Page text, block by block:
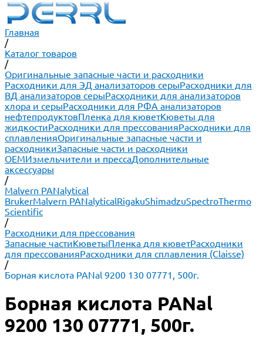
Главная
/
Каталог товаров
/
Оригинальные запасные части и расходники
Расходники для ЭД анализаторов серыРасходники для
ВД анализаторов серыРасходники для анализаторов
хлора и серыРасходники для РФА анализаторов
нефтепродуктовПленка для кюветКюветы для
жидкостиРасходники для прессованияРасходники для
сплавленияОригинальные запасные части и
расходникиЗапасные части и расходники
ОЕМИзмельчители и прессаДополнительные
аксессуары
/
Malvern PANalytical
BrukerMalvern PANalyticalRigakuShimadzuSpectroThermo
Scientific
/
Расходники для прессования
Запасные частиКюветыПленка для кюветРасходники
для прессованияРасходники для сплавления (Claisse)
/
Борная кислота PANal 9200 130 07771, 500г.
Борная кислота PANal
9200 130 07771, 500г.